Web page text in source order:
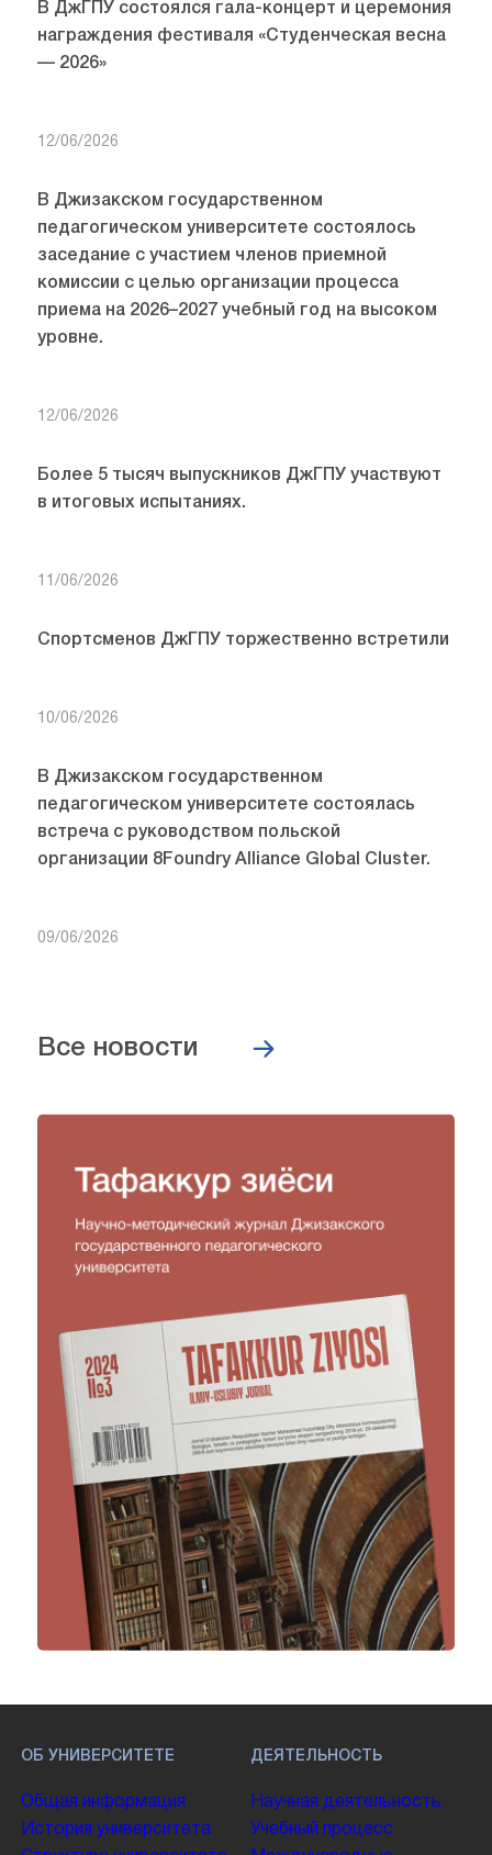
В ДжГПУ состоялся гала-концерт и церемония
награждения фестиваля «Студенческая весна
— 2026»
12/06/2026
В Джизакском государственном
педагогическом университете состоялось
заседание с участием членов приемной
комиссии с целью организации процесса
приема на 2026–2027 учебный год на высоком
уровне.
12/06/2026
Более 5 тысяч выпускников ДжГПУ участвуют
в итоговых испытаниях.
11/06/2026
Спортсменов ДжГПУ торжественно встретили
10/06/2026
В Джизакском государственном
педагогическом университете состоялась
встреча с руководством польской
организации 8Foundry Alliance Global Cluster.
09/06/2026
Все новости
ОБ УНИВЕРСИТЕТЕ
Общая информация
История университета
ДЕЯТЕЛЬНОСТЬ
Научная деятельность
Учебный процесс